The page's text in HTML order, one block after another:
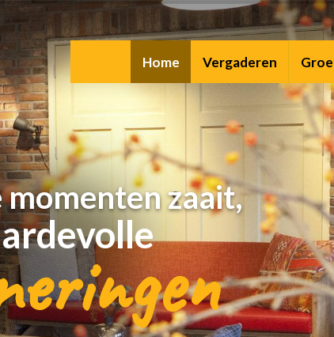
Home Vergaderen
zaait,